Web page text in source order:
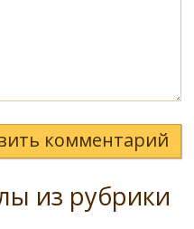
комментарий
из рубрики